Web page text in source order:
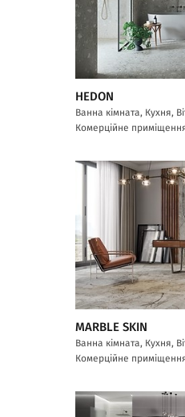
HEDON
Ванна кімната, Кухня,
Комерційне
MARBLE SKIN
Ванна кімната, Кухня,
Комерційне